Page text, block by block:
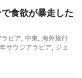
食欲が暴走した
ビア, 中東, 海外旅行
サウジアラビア, ジェ